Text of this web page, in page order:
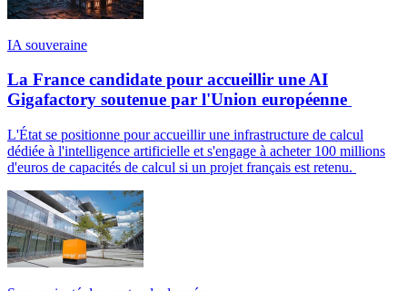
IA souveraine
La France candidate pour accueillir une AI
Gigafactory soutenue par l'Union européenne
L'État se positionne pour accueillir une infrastructure de calcul
dédiée à l'intelligence artificielle et s'engage à acheter 100 millions
d'euros de capacités de calcul si un projet français est retenu.